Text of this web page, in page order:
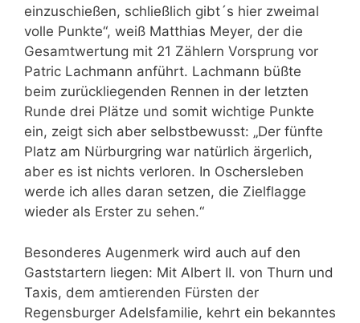
einzuschießen, schließlich gibt´s hier zweimal
volle Punkte“, weiß Matthias Meyer, der die
Gesamtwertung mit 21 Zählern Vorsprung vor
Patric Lachmann anführt. Lachmann büßte
beim zurückliegenden Rennen in der letzten
Runde drei Plätze und somit wichtige Punkte
ein, zeigt sich aber selbstbewusst: „Der fünfte
Platz am Nürburgring war natürlich ärgerlich,
aber es ist nichts verloren. In Oschersleben
werde ich alles daran setzen, die Zielflagge
wieder als Erster zu sehen.“
Besonderes Augenmerk wird auch auf den
Gaststartern liegen: Mit Albert II. von Thurn und
Taxis, dem amtierenden Fürsten der
Regensburger Adelsfamilie, kehrt ein bekanntes